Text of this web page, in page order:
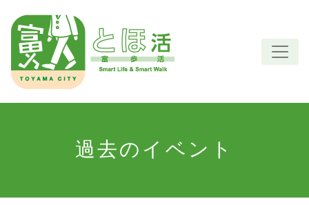
content
過去のイベント